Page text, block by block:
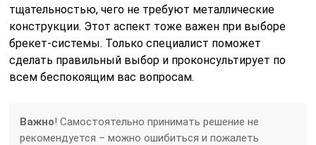
тщательностью, чего не требуют металлические
конструкции. Этот аспект тоже важен при выборе
брекет-системы. Только специалист поможет
сделать правильный выбор и проконсультирует по
всем беспокоящим вас вопросам.
Важно! Самостоятельно принимать решение не
рекомендуется – можно ошибиться и пожалеть